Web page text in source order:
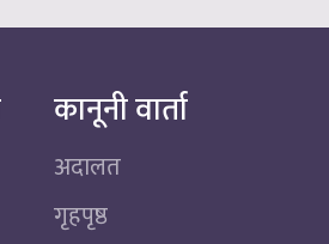
कानूनी वार्ता
अदालत
गृहपृष्ठ